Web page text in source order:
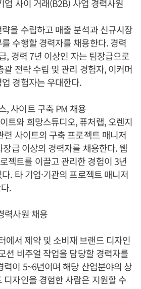
사이 거래(B2B) 사업 경력사원
을 수립하고 매출 분석과 신규시장
수행할 경력자를 채용한다. 경력
, 경력 7년 이상인 자는 팀장급으로
괄 전략 수립 및 관리 경험자, 이커머
경험자는 우대한다.
사이트 구축 PM 채용
트와 희망스튜디오, 퓨처랩, 오렌지
련 사이트의 구축 프로젝트 매니저
급 이상의 경력자를 채용한다. 웹
젝트를 이끌고 관리한 경험이 3년
. 타 기업·기관의 프로젝트 매니저
.
력사원 채용
에서 제약 및 소비재 브랜드 디자인
션 비주얼 작업을 담당할 경력자를
력이 5~6년이며 해당 산업분야의 상
디자인을 경험한 사람은 지원할 수